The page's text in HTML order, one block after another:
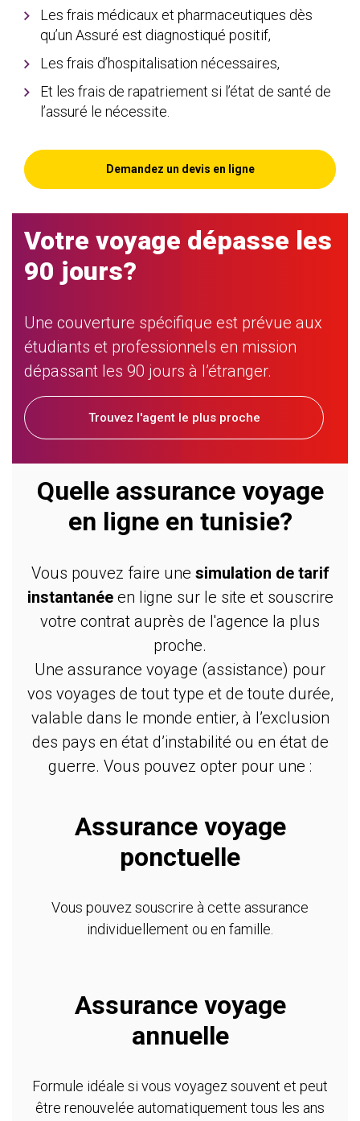
Les frais médicaux et pharmaceutiques dès
qu’un Assuré est diagnostiqué positif,
Les frais d’hospitalisation nécessaires,
Et les frais de rapatriement si l’état de santé de
l’assuré le nécessite.
Demandez un devis en ligne
Votre voyage dépasse les
90 jours?
Une couverture spécifique est prévue aux
étudiants et professionnels en mission
dépassant les 90 jours à l’étranger.
Trouvez l'agent le plus proche
Quelle assurance voyage
en ligne en tunisie?
Vous pouvez faire une simulation de tarif
instantanéeen ligne sur le site et souscrire
votre contrat auprès de l'agence la plus
proche.
Une assurance voyage (assistance) pour
vos voyages de tout type et de toute durée,
valable dans le monde entier, à l’exclusion
des pays en état d’instabilité ou en état de
guerre. Vous pouvez opter pour une :
Assurance voyage
ponctuelle
Vous pouvez souscrire à cette assurance
individuellement ou en famille.
Assurance voyage
annuelle
Formule idéale si vous voyagez souvent et peut
être renouvelée automatiquement tous les ans